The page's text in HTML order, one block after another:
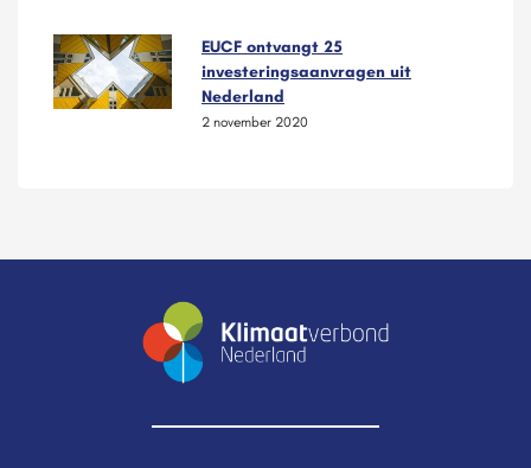
EUCF ontvangt 25
investeringsaanvragen uit
Nederland
2 november 2020